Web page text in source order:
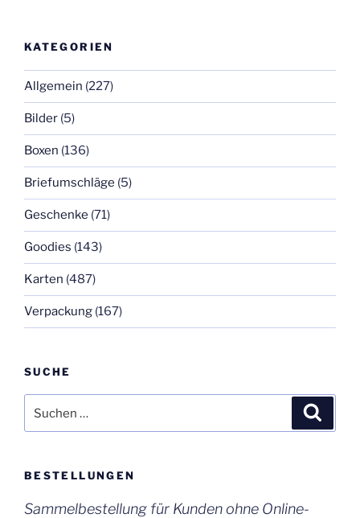
KATEGORIEN
Allgemein (227)
Bilder (5)
Boxen (136)
Briefumschläge (5)
Geschenke (71)
Goodies (143)
Karten (487)
Verpackung (167)
SUCHE
nach:
BESTELLUNGEN
Sammelbestellung für Kunden ohne Online-